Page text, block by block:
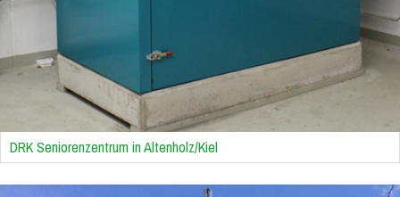
DRK Seniorenzentrum in Altenholz/Kiel